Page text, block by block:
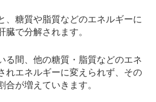
、糖質や脂質などのエネルギーに
で分解されます。
る間、他の糖質・脂質などのエネ
れエネルギーに変えられず、その
が増えていきます。